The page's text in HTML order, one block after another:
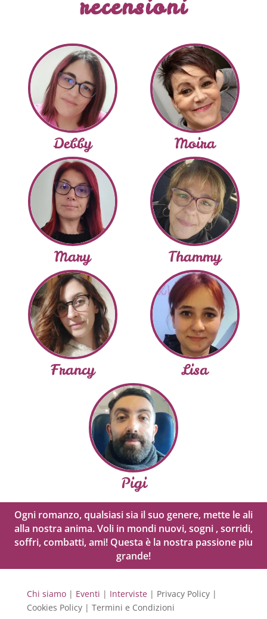
recensioni
Debby Moira
Mary Thammy
Francy Lisa
Pigi
Ogni romanzo, qualsiasi sia il suo genere, mette le ali
alla nostra anima. Voli in mondi nuovi, sogni , sorridi,
soffri, combatti, ami! Questa è la nostra passione piu
grande!
Chi siamo| Eventi | Interviste| Privacy Policy |
Cookies Policy | Termini e Condizioni